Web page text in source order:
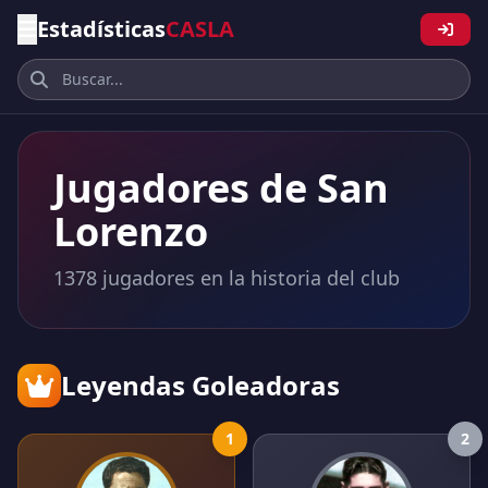
EstadísticasCASLA
Jugadores de San
Lorenzo
1378 jugadores en la historia del club
Leyendas Goleadoras
1 2